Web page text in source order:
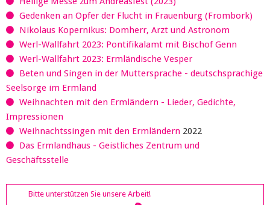
Gedenken an Opfer der Flucht in Frauenburg (Frombork)
Nikolaus Kopernikus: Domherr, Arzt und Astronom
Werl-Wallfahrt 2023: Pontifikalamt mit Bischof Genn
Werl-Wallfahrt 2023: Ermländische Vesper
Beten und Singen in der Muttersprache - deutschsprachige
Seelsorge im Ermland
Weihnachten mit den Ermländern - Lieder, Gedichte,
Impressionen
Weihnachtssingen mit den Ermländern 2022
Das Ermlandhaus - Geistliches Zentrum und
Geschäftsstelle
Bitte unterstützen Sie unsere Arbeit!